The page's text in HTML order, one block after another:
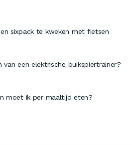
sixpack te kweken met fietsen
van een elektrische buikspiertrainer?
moet ik per maaltijd eten?